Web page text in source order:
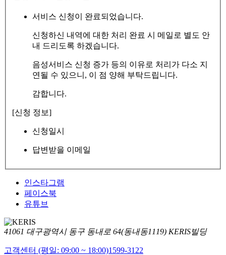
서비스 신청이 완료되었습니다.
신청하신 내역에 대한 처리 완료 시 메일로 별도 안
내 드리도록 하겠습니다.
음성서비스 신청 증가 등의 이유로 처리가 다소 지
연될 수 있으니, 이 점 양해 부탁드립니다.
감합니다.
[신청 정보]
신청일시
답변받을 이메일
인스타그램
페이스북
유튜브
41061 대구광역시 동구 동내로 64(동내동1119) KERIS빌딩
고객센터 (평일: 09:00 ~ 18:00)1599-3122